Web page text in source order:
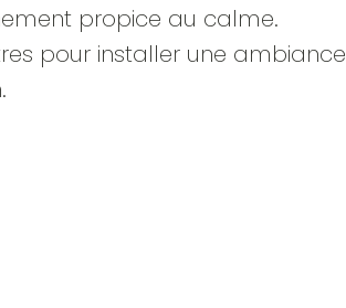
propice au calme.
pour installer une ambiance